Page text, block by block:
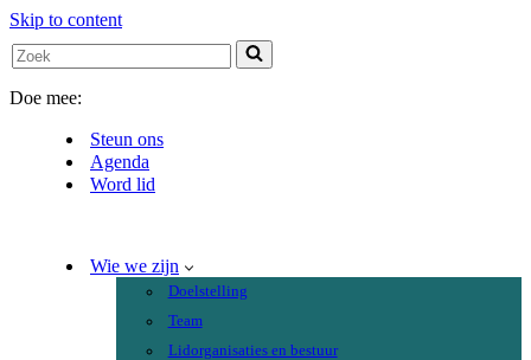
Skip to content
Search
for...
Doe mee:
Steun ons
Agenda
Word lid
Wie we zijn
Doelstelling
Team
Lidorganisaties en bestuur